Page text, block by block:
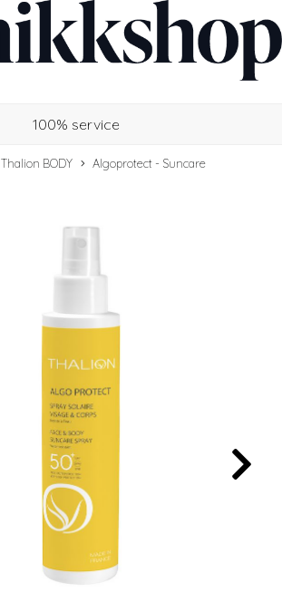
100% service
Thalion BODY Algoprotect - Suncare